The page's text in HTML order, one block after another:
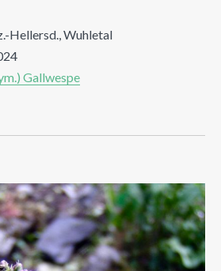
Hellersd., Wuhletal
Gallwespe